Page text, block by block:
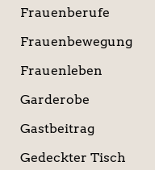
Frauenberufe
Frauenbewegung
Frauenleben
Garderobe
Gastbeitrag
Gedeckter Tisch